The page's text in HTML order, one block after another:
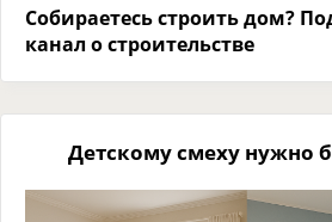
Собираетесь строить дом?
канал о строительстве
Детскому смеху нужно